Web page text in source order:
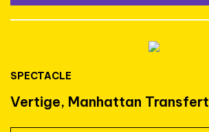
SPECTACLE
Vertige, Manhattan Transfert